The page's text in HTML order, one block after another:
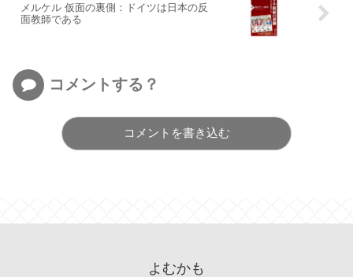
メルケル 仮面の裏側：ドイツは日本の反
面教師である
コメントする？
コメントを書き込む
よむかも